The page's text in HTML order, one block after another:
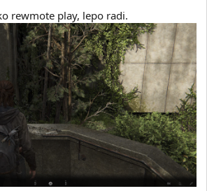
rewmote play, lepo radi.